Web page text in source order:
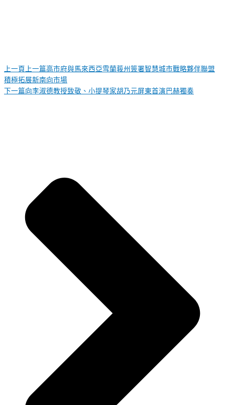
上一頁 上一篇高市府與馬來西亞雪蘭莪州簽署智慧城市戰略夥伴聯盟
積極拓展新南向市場
下一篇向李淑德教授致敬、小提琴家胡乃元屏東首演巴赫獨奏